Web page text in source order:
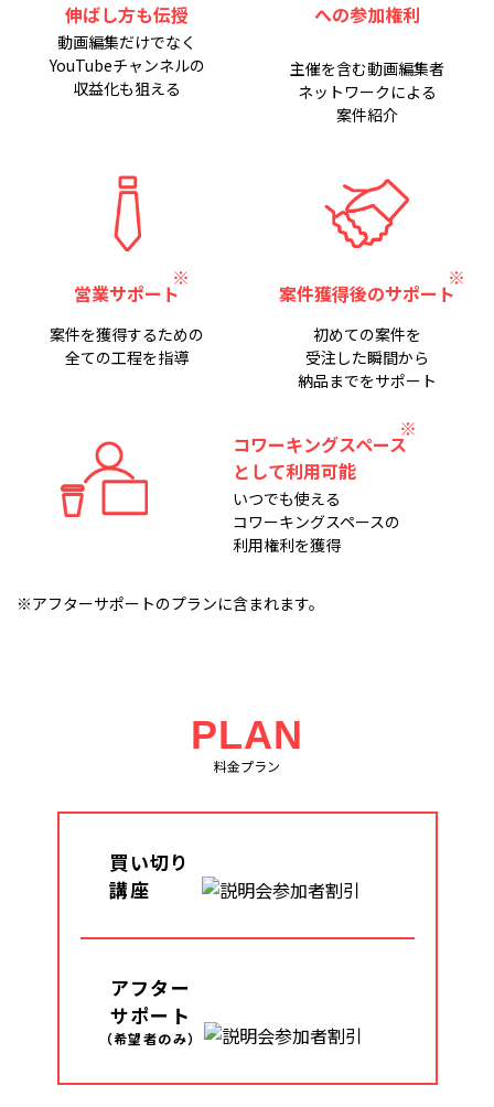
伸ばし方も伝授
動画編集だけでなく
YouTubeチャンネルの
収益化も狙える
への参加権利
主催を含む動画編集者
ネットワークによる
案件紹介
営業サポート
案件を獲得するための
全ての工程を指導
案件獲得後のサポート
初めての案件を
受注した瞬間から
納品までをサポート
コワーキングスペース
として利用可能
いつでも使える
コワーキングスペースの
利用権利を獲得
※アフターサポートのプランに含まれます。
PLAN
料金プラン
買い切り
講座
アフター
サポート
（希望者のみ）